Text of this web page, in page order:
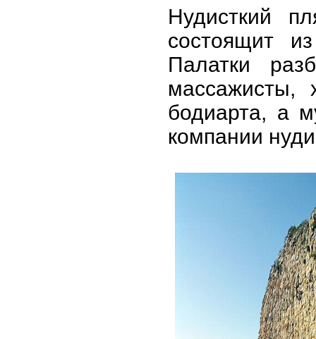
Нудисткий
состоящит
Палатки
массажисты,
бодиарта, а
компании